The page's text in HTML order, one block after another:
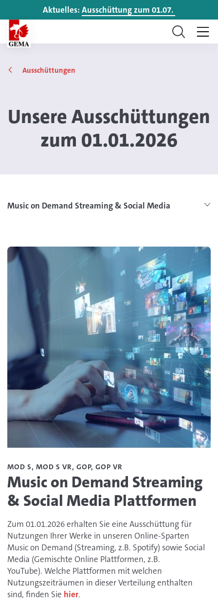
Aktuelles: Ausschüttung zum 01.07.
Ausschüttungen
Unsere Ausschüttungen
zum 01.01.2026
Music on Demand Streaming & Social Media
MOD S, MOD S VR, GOP, GOP VR
Music on Demand Streaming
& Social Media Plattformen
Zum 01.01.2026 erhalten Sie eine Ausschüttung für
Nutzungen Ihrer Werke in unseren Online-Sparten
Music on Demand (Streaming, z.B. Spotify) sowie Social
Media (Gemischte Online Plattformen, z.B.
YouTube). Welche Plattformen mit welchen
Nutzungszeiträumen in dieser Verteilung enthalten
sind, finden Sie hier.